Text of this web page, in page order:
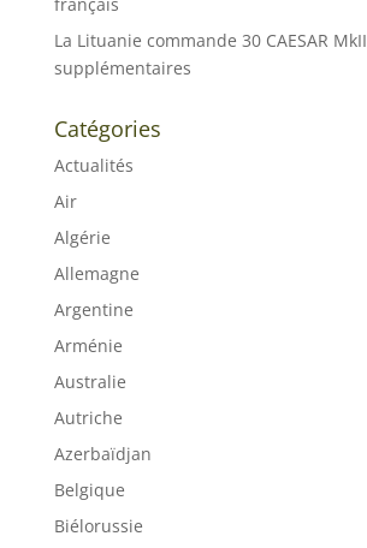
La Lituanie commande 30 CAESAR MkII
supplémentaires
Catégories
Actualités
Air
Algérie
Allemagne
Argentine
Arménie
Australie
Autriche
Azerbaïdjan
Belgique
Biélorussie